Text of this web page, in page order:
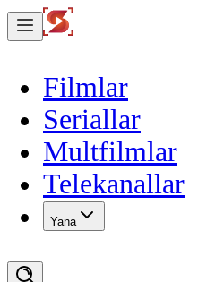
Filmlar
Seriallar
Multfilmlar
Telekanallar
Yana